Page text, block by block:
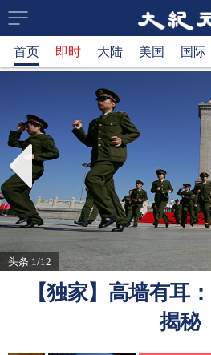
大
纪
元
新
闻
网
首页 即时 大陆 美国 国际
头条 1/12
【独家】高墙有耳
揭秘